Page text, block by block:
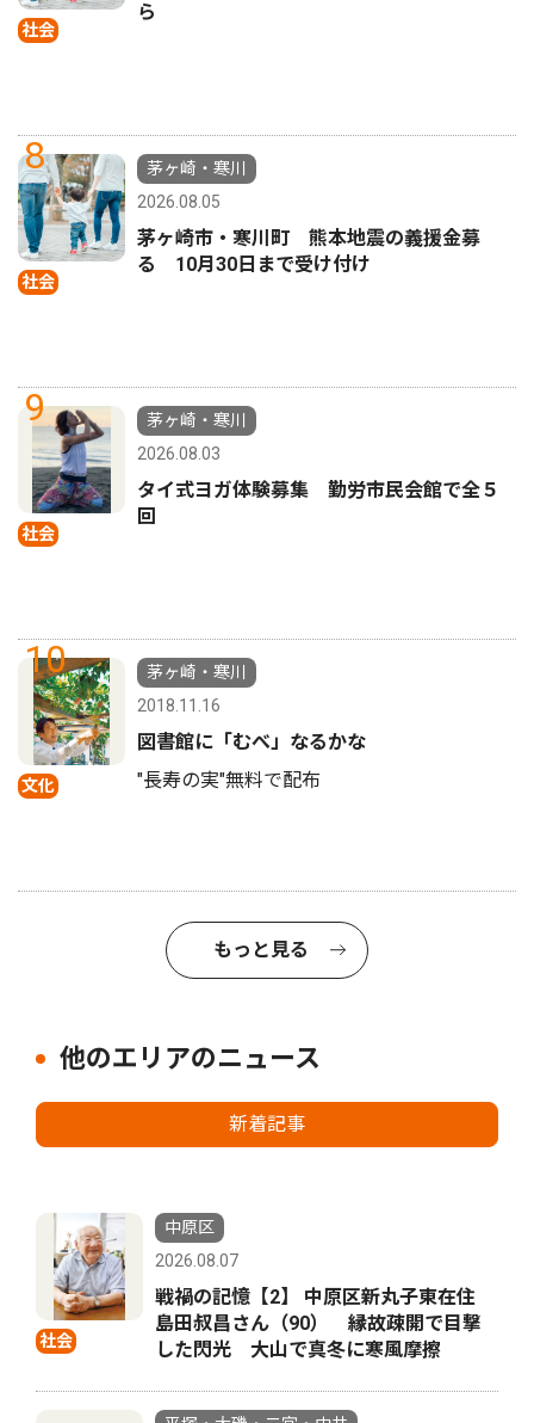
社会
ら
8
社会
茅ヶ崎・寒川
2026.08.05
茅ヶ崎市・寒川町 熊本地震の義援金募
る 10月30日まで受け付け
9
社会
茅ヶ崎・寒川
2026.08.03
タイ式ヨガ体験募集 勤労市民会館で全５
回
10
文化
茅ヶ崎・寒川
2018.11.16
図書館に「むべ」なるかな
"長寿の実"無料で配布
もっと見る
他のエリアのニュース
新着記事
社会
中原区
2026.08.07
戦禍の記憶【2】 中原区新丸子東在住
島田叔昌さん（90） 縁故疎開で目撃
した閃光 大山で真冬に寒風摩擦